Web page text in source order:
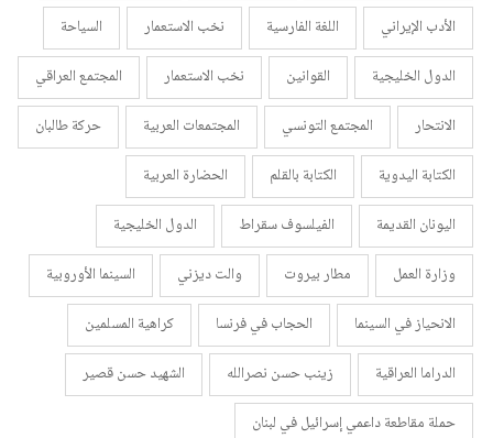
الأدب الإيراني
اللغة الفارسية نخب الاستعمار
السياحة
الدول الخليجية
القوانين نخب الاستعمار
المجتمع العراقي
الانتحار
المجتمع التونسي المجتمعات العربية
حركة طالبان
الكتابة اليدوية
الكتابة بالقلم
الحضارة العربية
اليونان القديمة
الفيلسوف سقراط
الدول الخليجية
وزارة العمل
مطار بيروت والت ديزني
السينما الأوروبية
الانحياز في السينما
الحجاب في فرنسا
كراهية المسلمين
الدراما العراقية
زينب حسن نصرالله
الشهيد حسن قصير
حملة مقاطعة داعمي إسرائيل في لبنان